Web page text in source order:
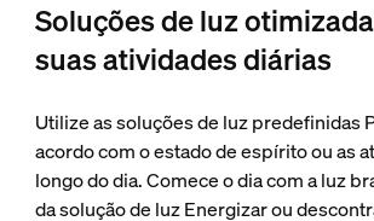
Soluções de luz
suas atividades diárias
Utilize as soluções de luz predefinidas
acordo com o estado de espírito ou as
longo do dia. Comece o dia com a luz
da solução de luz Energizar ou